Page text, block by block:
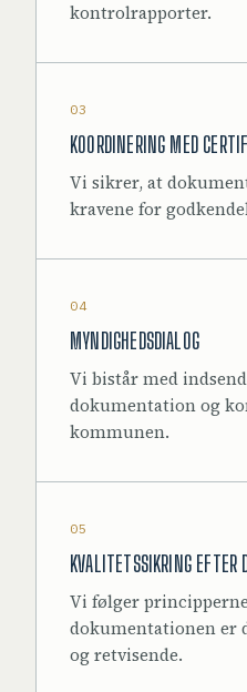
kontrolrapporter.
03
KOORDINERING MED
Vi sikrer, at
kravene for
04
MYNDIGHEDSDIALOG
Vi bistår med
dokumentation og
kommunen.
05
KVALITETSSIKRING EFTER
Vi følger
dokumentationen er
og retvisende.